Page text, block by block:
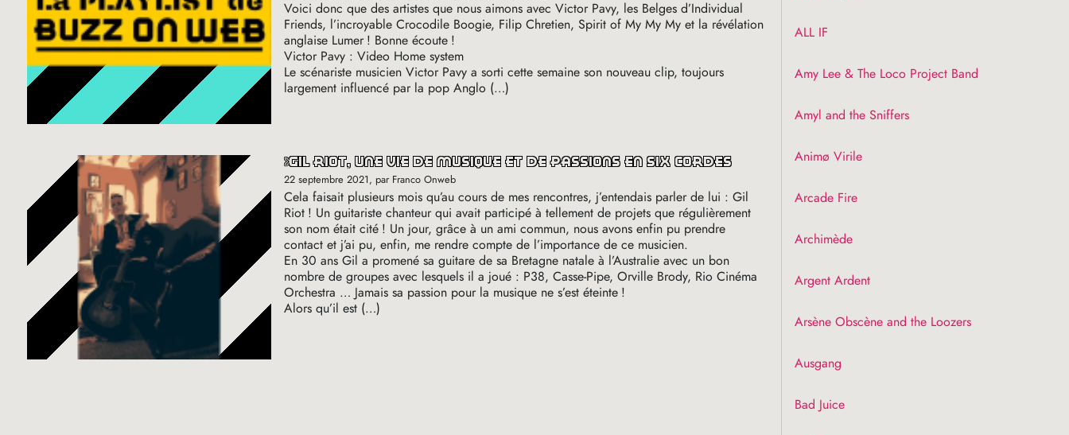
Voici donc que des artistes que nous aimons avec Victor Pavy, les Belges d’Individual
Friends, l’incroyable Crocodile Boogie, Filip Chretien, Spirit of My My My et la révélation
anglaise Lumer ! Bonne écoute !
Victor Pavy : Video Home system
Le scénariste musicien Victor Pavy a sorti cette semaine son nouveau clip, toujours
largement influencé par la pop Anglo (…)
gil riot, une vie de musique et de passions en six cordes
22 septembre 2021, par Franco Onweb
Cela faisait plusieurs mois qu’au cours de mes rencontres, j’entendais parler de lui : Gil
Riot ! Un guitariste chanteur qui avait participé à tellement de projets que régulièrement
son nom était cité ! Un jour, grâce à un ami commun, nous avons enfin pu prendre
contact et j’ai pu, enfin, me rendre compte de l’importance de ce musicien.
En 30 ans Gil a promené sa guitare de sa Bretagne natale à l’Australie avec un bon
nombre de groupes avec lesquels il a joué : P38, Casse-Pipe, Orville Brody, Rio Cinéma
Orchestra … Jamais sa passion pour la musique ne s’est éteinte !
Alors qu’il est (…)
ALL IF
Amy Lee & The Loco Project Band
Amyl and the Sniffers
Animø Virile
Arcade Fire
Archimède
Argent Ardent
Arsène Obscène and the Loozers
Ausgang
Bad Juice